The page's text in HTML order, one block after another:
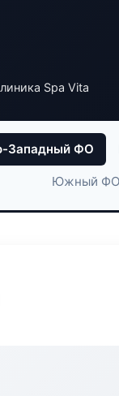
Spa Vita
Западный ФО
Южный ФО